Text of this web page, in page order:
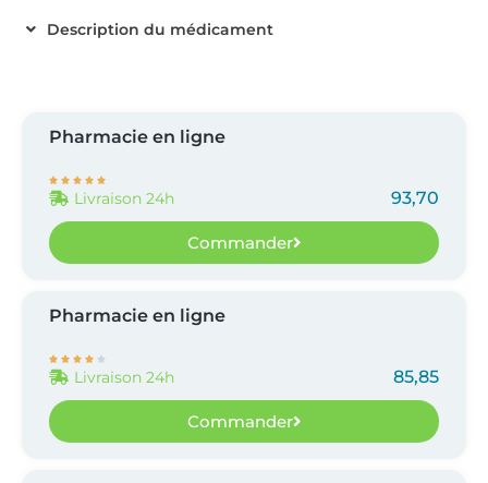
Description du médicament
Pharmacie en ligne
    
Livraison 24h 93,70
Commander
Pharmacie en ligne
    
Livraison 24h 85,85
Commander